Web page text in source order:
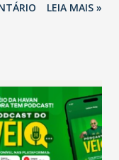
também
pagamento do 13º
já que o
anos recentes.
de 2025, 40% dos
LEIA MAIS »